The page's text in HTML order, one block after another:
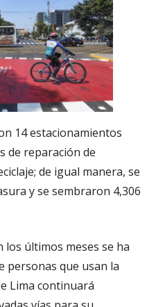
14 estacionamientos
de reparación de
de igual manera, se
y se sembraron 4,306
los últimos meses se ha
personas que usan la
Lima continuará